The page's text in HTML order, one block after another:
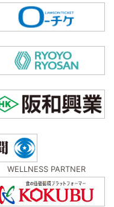
WELLNESS PARTNER